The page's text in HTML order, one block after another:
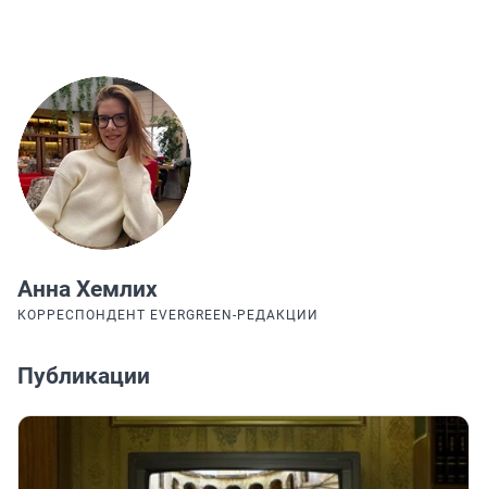
Анна Хемлих
КОРРЕСПОНДЕНТ EVERGREEN-РЕДАКЦИИ
Публикации